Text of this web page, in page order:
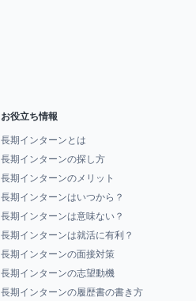
お役立ち情報
長期インターンとは
長期インターンの探し方
長期インターンのメリット
長期インターンはいつから？
長期インターンは意味ない？
長期インターンは就活に有利？
長期インターンの面接対策
長期インターンの志望動機
長期インターンの履歴書の書き方